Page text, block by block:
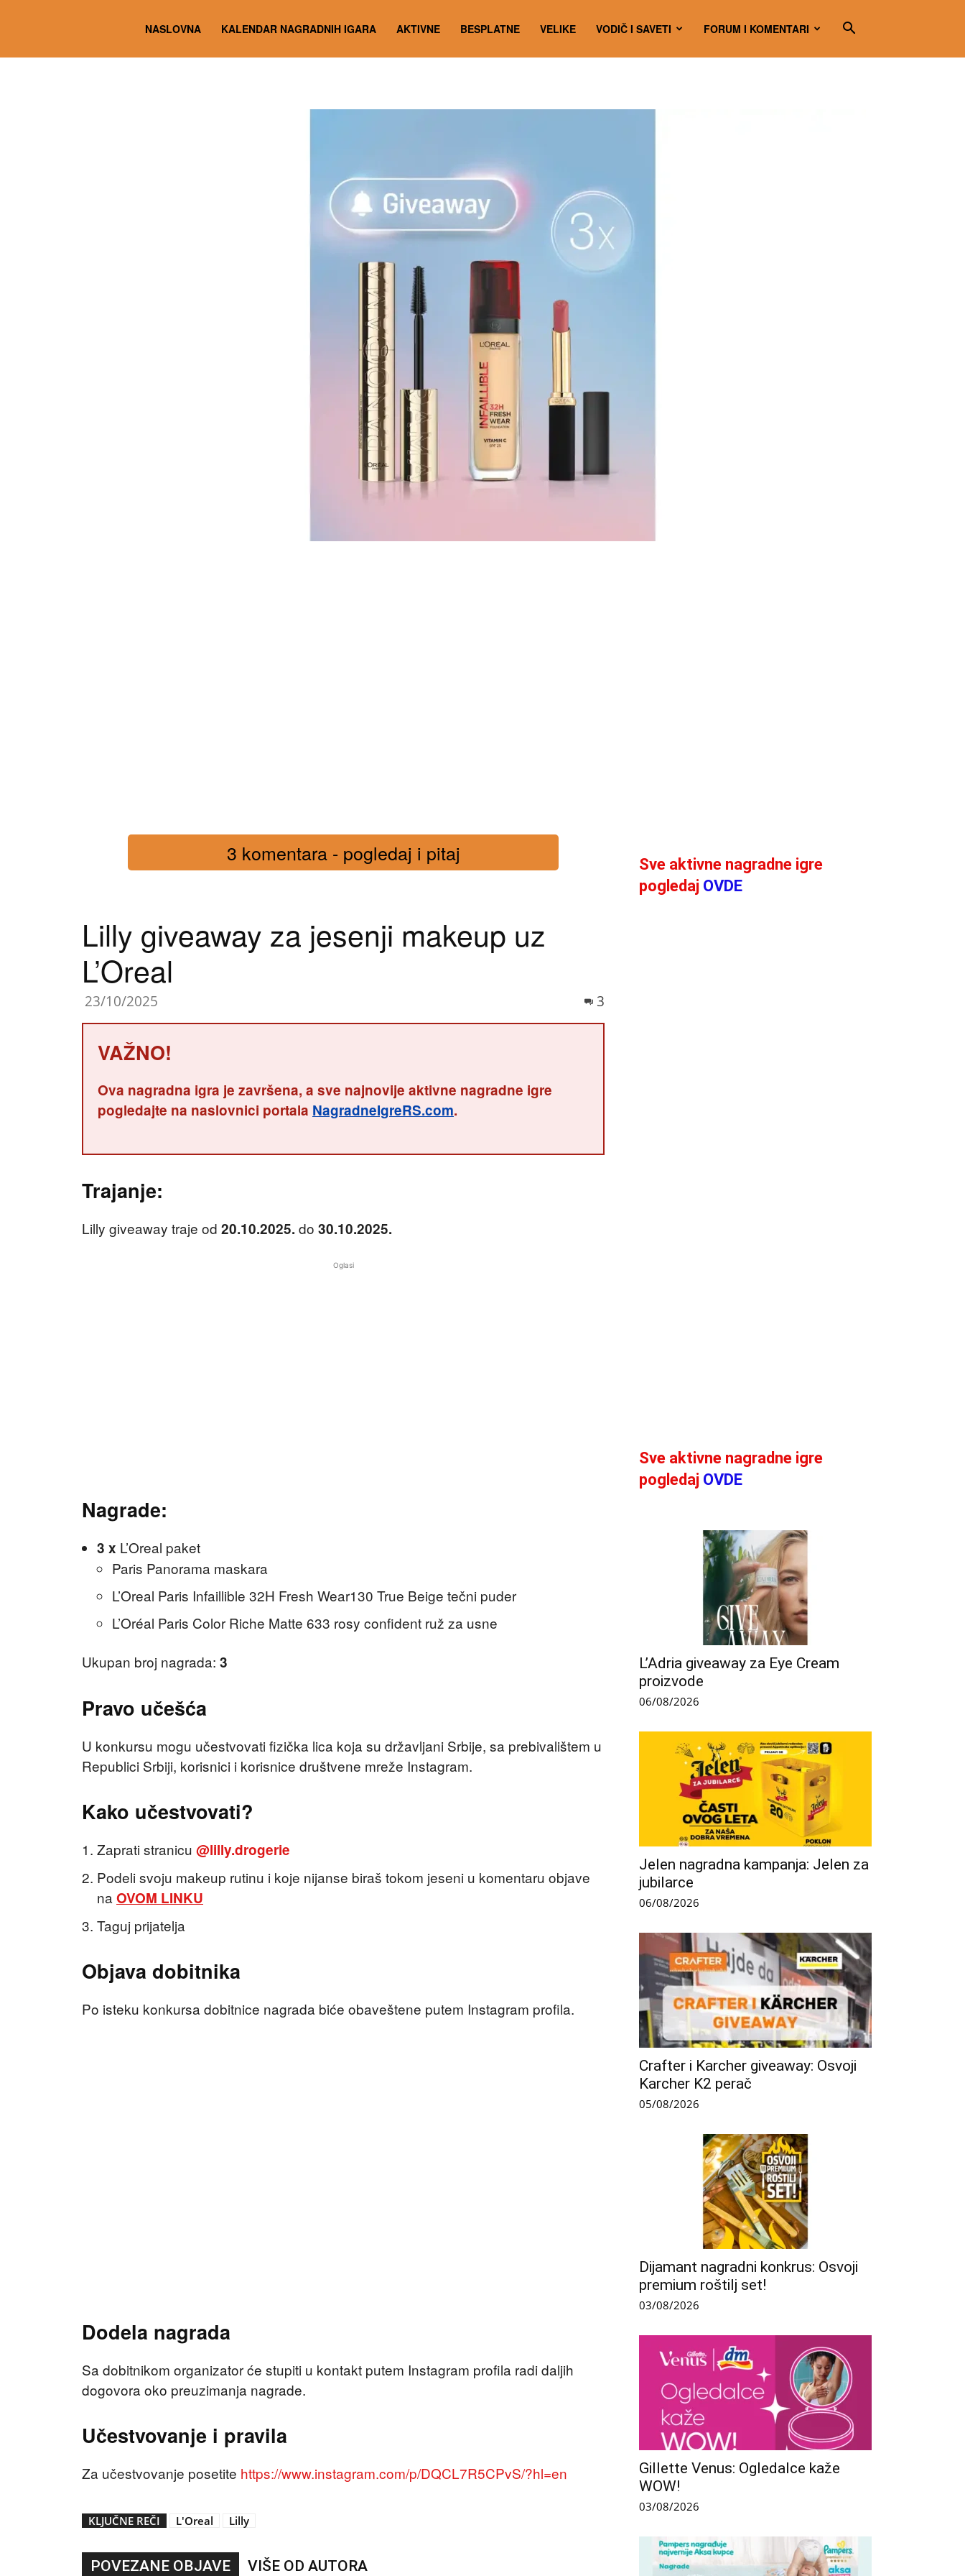
NASLOVNA KALENDAR NAGRADNIH IGARA AKTIVNE BESPLATNE VELIKE VODIČ I SAVETI FORUM I KOMENTARI
3 komentara - pogledaj i pitaj
Lilly giveaway za jesenji makeup uz
L’Oreal
23/10/2025 3
VAŽNO!
Ova nagradna igra je završena, a sve najnovije aktivne nagradne igre
pogledajte na naslovnici portala NagradneIgreRS.com.
Trajanje:
Lilly giveaway traje od 20.10.2025. do 30.10.2025.
Oglasi
Nagrade:
3 x L’Oreal paket
Paris Panorama maskara
L’Oreal Paris Infaillible 32H Fresh Wear130 True Beige tečni puder
L’Oréal Paris Color Riche Matte 633 rosy confident ruž za usne
Ukupan broj nagrada: 3
Pravo učešća
U konkursu mogu učestvovati fizička lica koja su državljani Srbije, sa prebivalištem u
Republici Srbiji, korisnici i korisnice društvene mreže Instagram.
Kako učestvovati?
Zaprati stranicu @lilly.drogerie
Podeli svoju makeup rutinu i koje nijanse biraš tokom jeseni u komentaru objave
na OVOM LINKU
Taguj prijatelja ⁠
Objava dobitnika
Po isteku konkursa dobitnice nagrada biće obaveštene putem Instagram profila.
Dodela nagrada
Sa dobitnikom organizator će stupiti u kontakt putem Instagram profila radi daljih
dogovora oko preuzimanja nagrade.
Učestvovanje i pravila
Za učestvovanje posetite https://www.instagram.com/p/DQCL7R5CPvS/?hl=en
KLJUČNE REČI L'Oreal Lilly
POVEZANE OBJAVE VIŠE OD AUTORA
Sve aktivne nagradne igre
pogledaj OVDE
Sve aktivne nagradne igre
pogledaj OVDE
L’Adria giveaway za Eye Cream
proizvode
06/08/2026
Jelen nagradna kampanja: Jelen za
jubilarce
06/08/2026
Crafter i Karcher giveaway: Osvoji
Karcher K2 perač
05/08/2026
Dijamant nagradni konkrus: Osvoji
premium roštilj set!
03/08/2026
Gillette Venus: Ogledalce kaže
WOW!
03/08/2026